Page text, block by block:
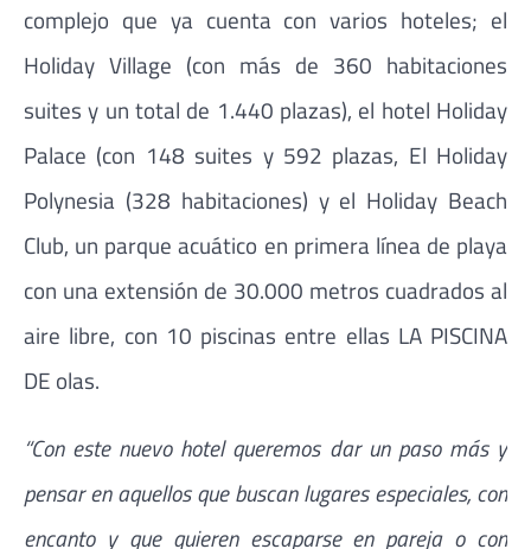
complejo que ya cuenta con varios hoteles; el
Holiday Village (con más de 360 habitaciones
suites y un total de 1.440 plazas), el hotel Holiday
Palace (con 148 suites y 592 plazas, El Holiday
Polynesia (328 habitaciones) y el Holiday Beach
Club, un parque acuático en primera línea de playa
con una extensión de 30.000 metros cuadrados al
aire libre, con 10 piscinas entre ellas LA PISCINA
DE olas.
“Con este nuevo hotel queremos dar un paso más y
pensar en aquellos que buscan lugares especiales, con
encanto y que quieren escaparse en pareja o con